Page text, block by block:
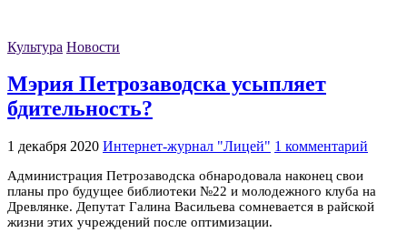
Культура Новости
Мэрия Петрозаводска усыпляет
бдительность?
1 декабря 2020 Интернет-журнал "Лицей" 1 комментарий
Администрация Петрозаводска обнародовала наконец свои
планы про будущее библиотеки №22 и молодежного клуба на
Древлянке. Депутат Галина Васильева сомневается в райской
жизни этих учреждений после оптимизации.